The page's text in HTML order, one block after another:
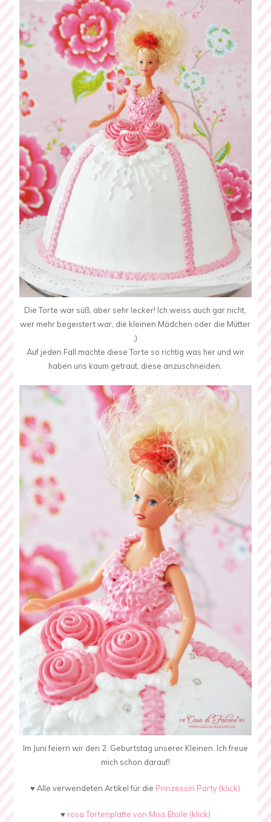
Die Torte war süß, aber sehr lecker! Ich weiss auch gar nicht,
wer mehr begeistert war, die kleinen Mädchen oder die Mütter
;)
Auf jeden Fall machte diese Torte so richtig was her und wir
haben uns kaum getraut, diese anzuschneiden.
Im Juni feiern wir den 2. Geburtstag unserer Kleinen. Ich freue
mich schon darauf!
♥ Alle verwendeten Artikel für die Prinzessin Party (klick)
♥ rosa Tortenplatte von Miss Étoile (klick)